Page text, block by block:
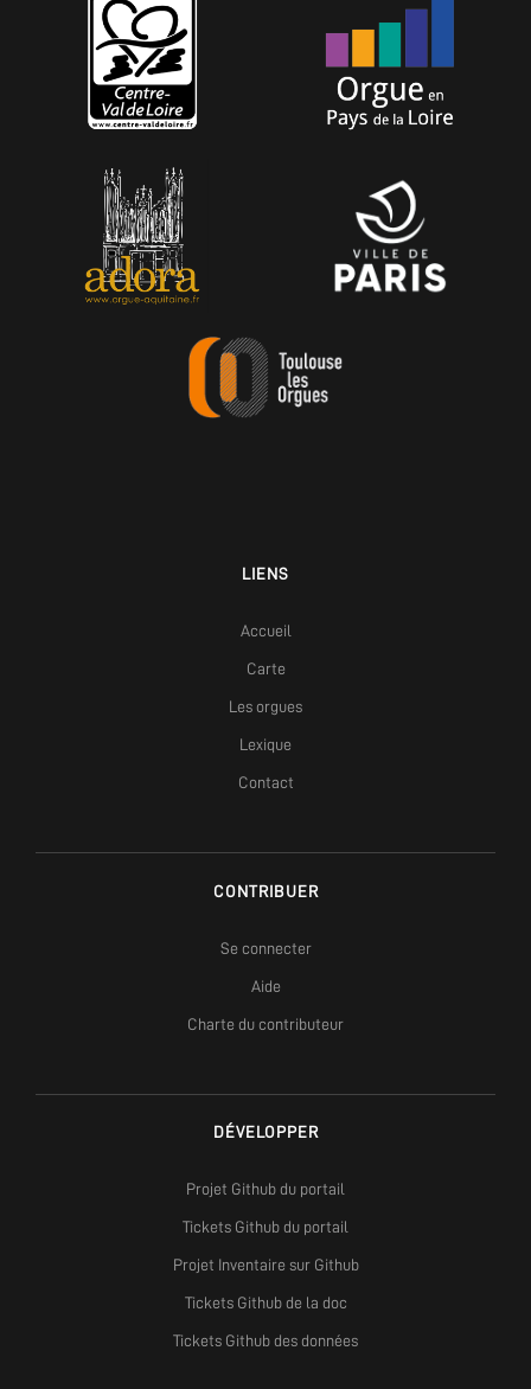
LIENS
Accueil
Carte
Les orgues
Lexique
Contact
CONTRIBUER
Se connecter
Aide
Charte du contributeur
DÉVELOPPER
Projet Github du portail
Tickets Github du portail
Projet Inventaire sur Github
Tickets Github de la doc
Tickets Github des données